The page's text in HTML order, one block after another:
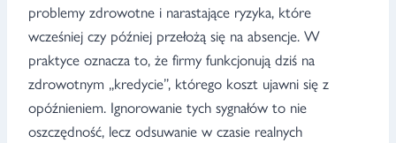
problemy zdrowotne i narastające ryzyka, które
wcześniej czy później przełożą się na absencje. W
praktyce oznacza to, że firmy funkcjonują dziś na
zdrowotnym „kredycie”, którego koszt ujawni się z
opóźnieniem. Ignorowanie tych sygnałów to nie
oszczędność, lecz odsuwanie w czasie realnych